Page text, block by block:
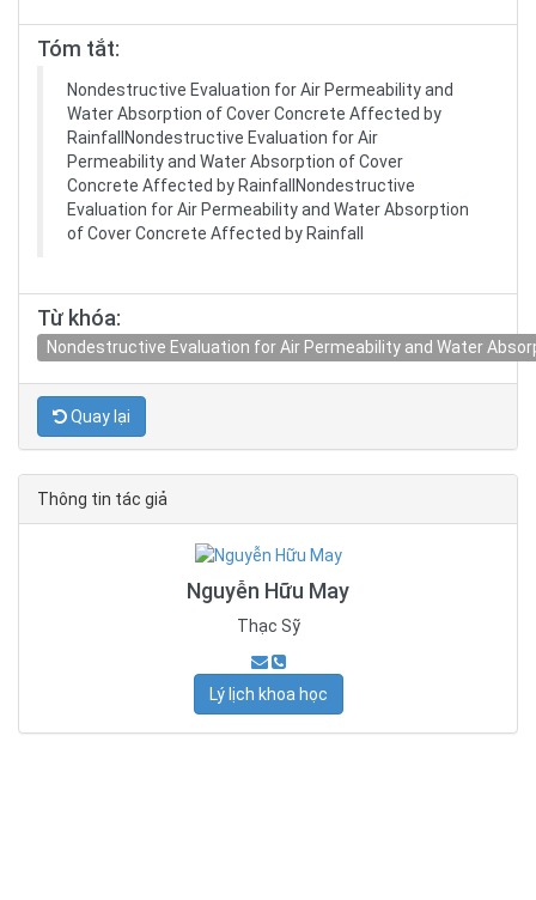
Tóm tắt:
Nondestructive Evaluation for Air Permeability and
Water Absorption of Cover Concrete Affected by
RainfallNondestructive Evaluation for Air
Permeability and Water Absorption of Cover
Concrete Affected by RainfallNondestructive
Evaluation for Air Permeability and Water Absorption
of Cover Concrete Affected by Rainfall
Từ khóa:
Nondestructive Evaluation for Air Permeability and Water
Quay lại
Thông tin tác giả
Nguyễn Hữu May
Thạc Sỹ
Lý lịch khoa học